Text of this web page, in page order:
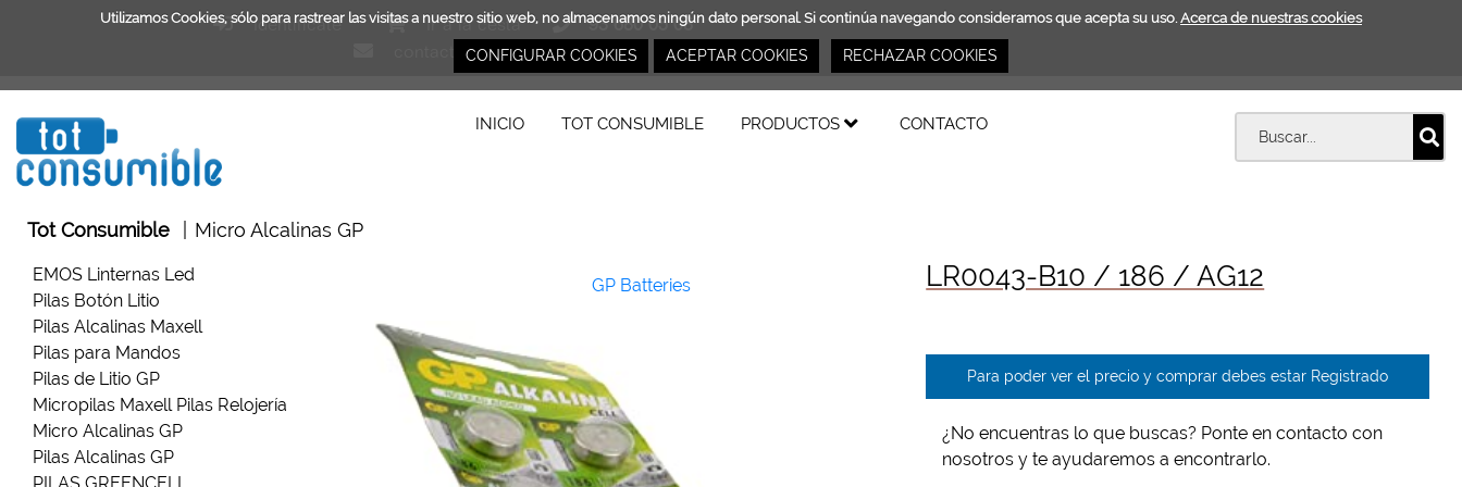
Utilizamos Cookies, sólo para rastrear las visitas a nuestro sitio web, no almacenamos ningún dato personal. Si continúa navegando consideramos que acepta su uso. Acerca de nuestras cookies
CONFIGURAR COOKIES ACEPTAR COOKIES RECHAZAR COOKIES
Identifícate Ir a la cesta
93 680 05 08
contacto@totconsumible.com
INICIO TOT CONSUMIBLE PRODUCTOS CONTACTO
Tot Consumible Micro Alcalinas GP
EMOS Linternas Led
Pilas Botón Litio
Pilas Alcalinas Maxell
Pilas para Mandos
Pilas de Litio GP
Micropilas Maxell Pilas Relojería
Micro Alcalinas GP
Pilas Alcalinas GP
PILAS GREENCELL
GP Batteries LR0043-B10 / 186 / AG12
Para poder ver el precio y comprar debes estar Registrado
¿No encuentras lo que buscas? Ponte en contacto con
nosotros y te ayudaremos a encontrarlo.